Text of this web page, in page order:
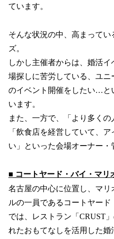
ています。
そんな状況の中、高まって
ズ。
しかし主催者からは、婚活
場探しに苦労している、ユ
のイベント開催をしたい…と
います。
また、一方で、「より多くの
「飲食店を経営していて、
い」といった会場オーナー・
■ コートヤード・バイ・マリ
名古屋の中心に位置し、マ
ルの一員であるコートヤー
では、レストラン「CRUST
れたおもてなしを活用した婚